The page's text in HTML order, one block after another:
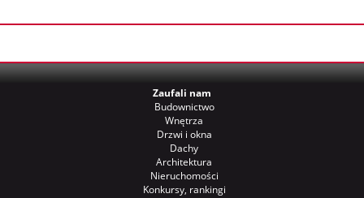
Zaufali nam
Budownictwo
Wnętrza
Drzwi i okna
Dachy
Architektura
Nieruchomości
Konkursy, rankingi